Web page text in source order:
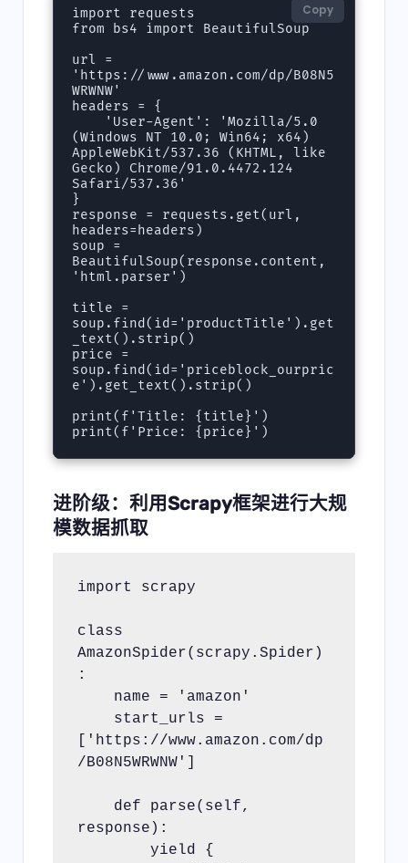
Copy
import requests
from bs4 import BeautifulSoup
url =
'https://www.amazon.com/dp/B08N5
WRWNW'
headers = {
(Windows NT 10.0; Win64; x64)
AppleWebKit/537.36 (KHTML, like
Gecko) Chrome/91.0.4472.124
Safari/537.36'
}
response = requests.get(url,
headers=headers)
soup =
BeautifulSoup(response.content,
'html.parser')
title =
soup.find(id='productTitle').get
_text().strip()
price =
soup.find(id='priceblock_ourpric
e').get_text().strip()
print(f'Title: {title}')
进阶级：利用Scrapy框架进行大规
模数据抓取
import scrapy
class
AmazonSpider(scrapy.Spider)
:
    name = 'amazon'
['https://www.amazon.com/dp
/B08N5WRWNW']
response):
        yield {